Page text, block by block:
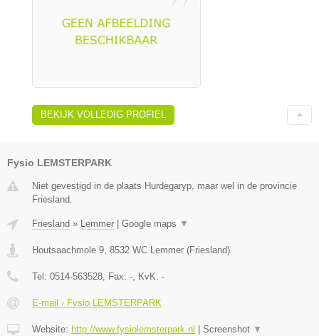
BEKIJK VOLLEDIG PROFIEL
Fysio LEMSTERPARK
Niet gevestigd in de plaats Hurdegaryp, maar wel in de provincie
Friesland.
Friesland » Lemmer Google maps ▼
Houtsaachmole 9, 8532 WC Lemmer (Friesland)
Tel: 0514-563528, Fax: -, KvK: -
E-mail › Fysio LEMSTERPARK
Website: http://www.fysiolemsterpark.nl Screenshot ▼